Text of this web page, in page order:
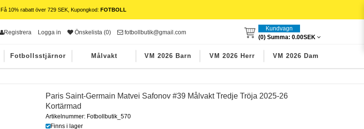
Få 10% rabatt över 729 SEK, Kupongkod: FOTBOLL
Registrera Logga in Önskelista (0) fotbollbutik@gmail.com
Kundvagn
(0) Summa: 0.00SEK
Fotbollsstjärnor Målvakt VM 2026 Barn VM 2026 Herr VM 2026 Dam
Paris Saint-Germain Matvei Safonov #39 Målvakt Tredje Tröja 2025-26
Kortärmad
Artikelnummer: Fotbollbutik_570
Finns i lager